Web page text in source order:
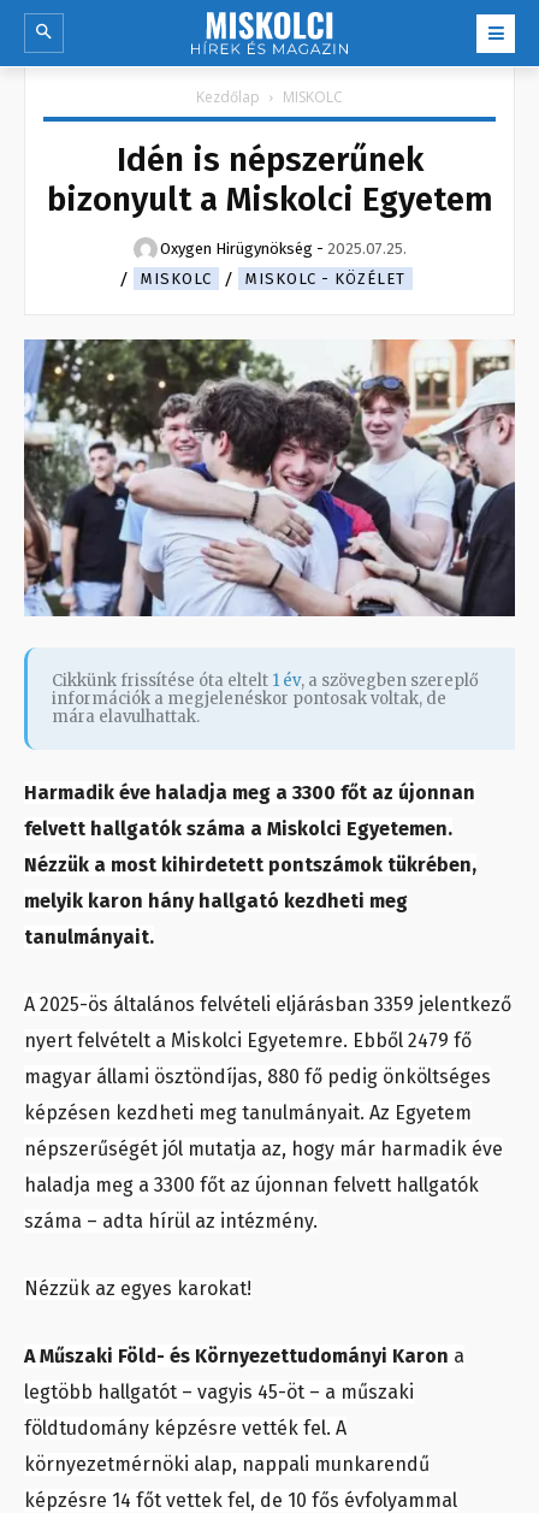
Kezdőlap MISKOLC
Idén is népszerűnek
bizonyult a Miskolci Egyetem
Oxygen Hirügynökség - 2025.07.25.
MISKOLC
MISKOLC - KÖZÉLET
Cikkünk frissítése óta eltelt 1 év, a szövegben szereplő
információk a megjelenéskor pontosak voltak, de
mára elavulhattak.
Harmadik éve haladja meg a 3300 főt az újonnan
felvett hallgatók száma a Miskolci Egyetemen.
Nézzük a most kihirdetett pontszámok tükrében,
melyik karon hány hallgató kezdheti meg
tanulmányait.
A 2025-ös általános felvételi eljárásban 3359 jelentkező
nyert felvételt a Miskolci Egyetemre. Ebből 2479 fő
magyar állami ösztöndíjas, 880 fő pedig önköltséges
képzésen kezdheti meg tanulmányait. Az Egyetem
népszerűségét jól mutatja az, hogy már harmadik éve
haladja meg a 3300 főt az újonnan felvett hallgatók
száma – adta hírül az intézmény.
Nézzük az egyes karokat!
A Műszaki Föld- és Környezettudományi Karon a
legtöbb hallgatót – vagyis 45-öt – a műszaki
földtudomány képzésre vették fel. A
környezetmérnöki alap, nappali munkarendű
képzésre 14 főt vettek fel, de 10 fős évfolyammal